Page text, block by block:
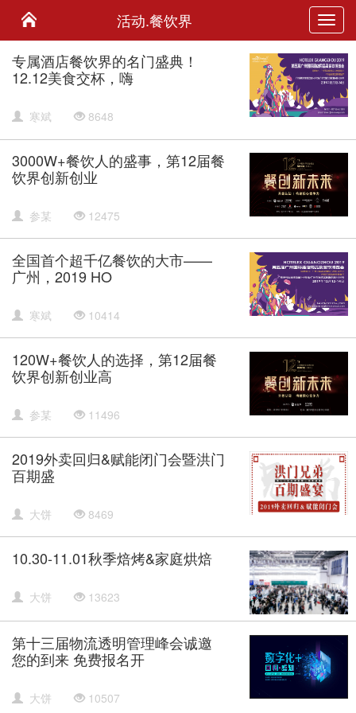
活动.餐饮界
专属酒店餐饮界的名门盛典！
12.12美食交杯，嗨
寒斌 8648
3000W+餐饮人的盛事，第12届餐
饮界创新创业
参某 12475
全国首个超千亿餐饮的大市——
广州，2019 HO
寒斌 10414
120W+餐饮人的选择，第12届餐
饮界创新创业高
参某 11496
2019外卖回归&赋能闭门会暨洪门
百期盛
大饼 8469
10.30-11.01秋季焙烤&家庭烘焙
大饼 13623
第十三届物流透明管理峰会诚邀
您的到来 免费报名开
大饼 10507